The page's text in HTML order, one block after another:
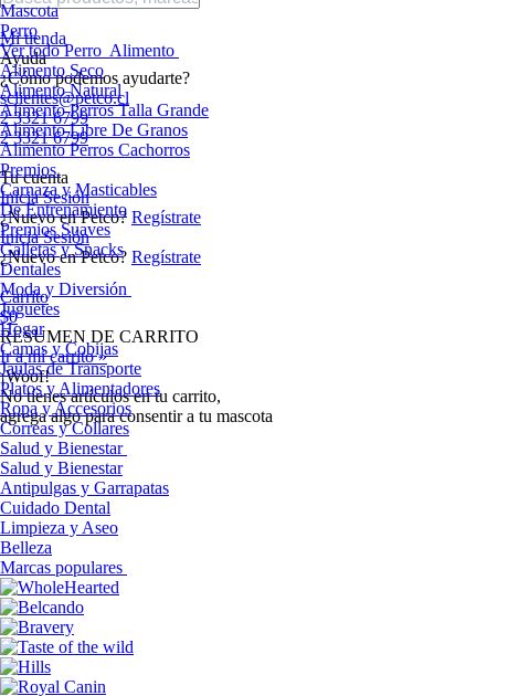
Mi tienda
Ayuda
¿Cómo podemos ayudarte?
sclientes@petco.cl
2 3321 6799
2 3321 6799
Tu cuenta
Inicia Sesión
¿Nuevo en Petco? Regístrate
Inicia Sesión
¿Nuevo en Petco? Regístrate
Carrito
$0
RESUMEN DE CARRITO
Ir a mi carrito »
¡Woof!
No tíenes artículos en tu carrito,
agrega algo para consentir a tu mascota
Mascota
Perro
Ver todo Perro Alimento
Alimento Seco
Alimento Natural
Alimento Perros Talla Grande
Alimento Libre De Granos
Alimento Perros Cachorros
Premios
Carnaza y Masticables
De Entrenamiento
Premios Suaves
Galletas y Snacks
Dentales
Moda y Diversión
Juguetes
Hogar
Camas y Cobijas
Jaulas de Transporte
Platos y Alimentadores
Ropa y Accesorios
Correas y Collares
Salud y Bienestar
Salud y Bienestar
Antipulgas y Garrapatas
Cuidado Dental
Limpieza y Aseo
Belleza
Marcas populares